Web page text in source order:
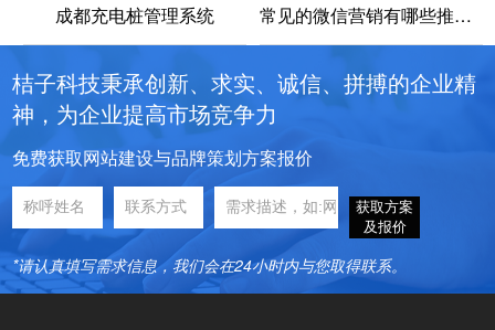
成都充电桩管理系统 常见的微信营销有哪些推广方式？
桔子科技秉承创新、求实、诚信、拼搏的企业精
神，为企业提高市场竞争力
免费获取网站建设与品牌策划方案报价
获取方案
及报价
*请认真填写需求信息，我们会在24小时内与您取得联系。